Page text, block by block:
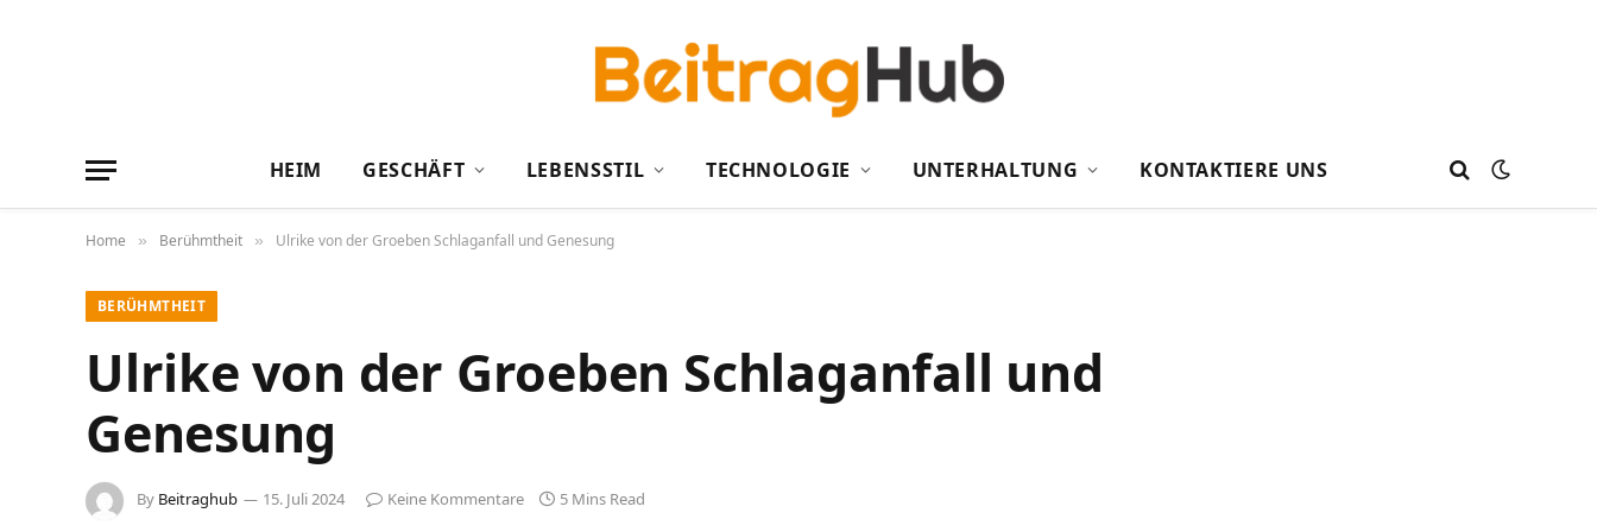
HEIM GESCHÄFT LEBENSSTIL TECHNOLOGIE UNTERHALTUNG KONTAKTIERE UNS
Home » Berühmtheit » Ulrike von der Groeben Schlaganfall und Genesung
BERÜHMTHEIT
Ulrike von der Groeben Schlaganfall und
Genesung
By Beitraghub 15. Juli 2024 Keine Kommentare 5 Mins Read